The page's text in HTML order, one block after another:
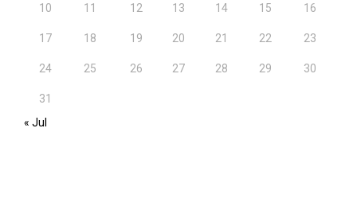
10 11 12 13 14 15 16
17 18 19 20 21 22 23
24 25 26 27 28 29 30
31
« Jul